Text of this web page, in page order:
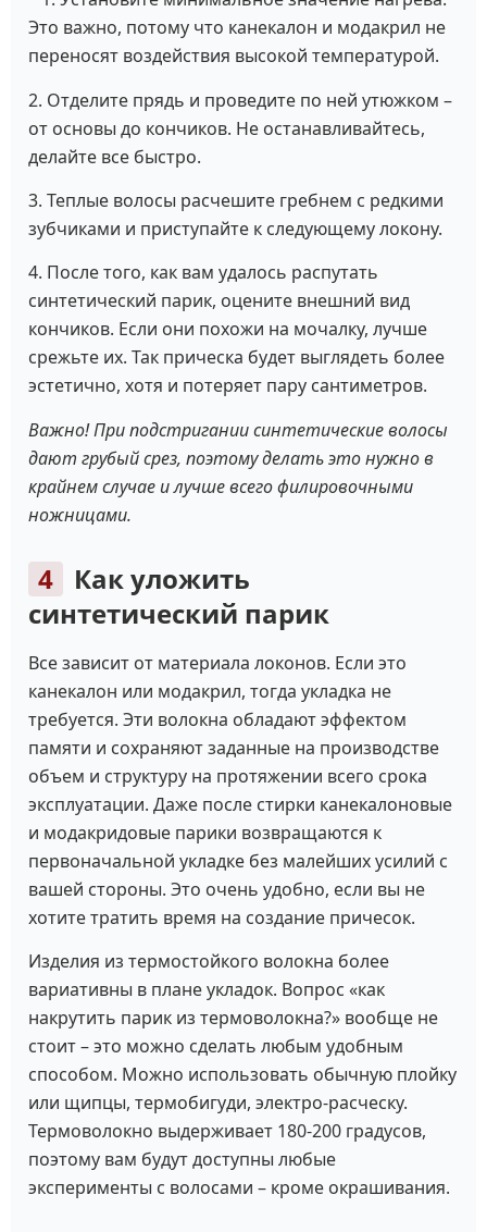
Это важно, потому что канекалон и модакрил не
переносят воздействия высокой температурой.
2. Отделите прядь и проведите по ней утюжком –
от основы до кончиков. Не останавливайтесь,
делайте все быстро.
3. Теплые волосы расчешите гребнем с редкими
зубчиками и приступайте к следующему локону.
4. После того, как вам удалось распутать
синтетический парик, оцените внешний вид
кончиков. Если они похожи на мочалку, лучше
срежьте их. Так прическа будет выглядеть более
эстетично, хотя и потеряет пару сантиметров.
Важно! При подстригании синтетические волосы
дают грубый срез, поэтому делать это нужно в
крайнем случае и лучше всего филировочными
ножницами.
Как уложить
синтетический парик
Все зависит от материала локонов. Если это
канекалон или модакрил, тогда укладка не
требуется. Эти волокна обладают эффектом
памяти и сохраняют заданные на производстве
объем и структуру на протяжении всего срока
эксплуатации. Даже после стирки канекалоновые
и модакридовые парики возвращаются к
первоначальной укладке без малейших усилий с
вашей стороны. Это очень удобно, если вы не
хотите тратить время на создание причесок.
Изделия из термостойкого волокна более
вариативны в плане укладок. Вопрос «как
накрутить парик из термоволокна?» вообще не
стоит – это можно сделать любым удобным
способом. Можно использовать обычную плойку
или щипцы, термобигуди, электро-расческу.
Термоволокно выдерживает 180-200 градусов,
поэтому вам будут доступны любые
эксперименты с волосами – кроме окрашивания.